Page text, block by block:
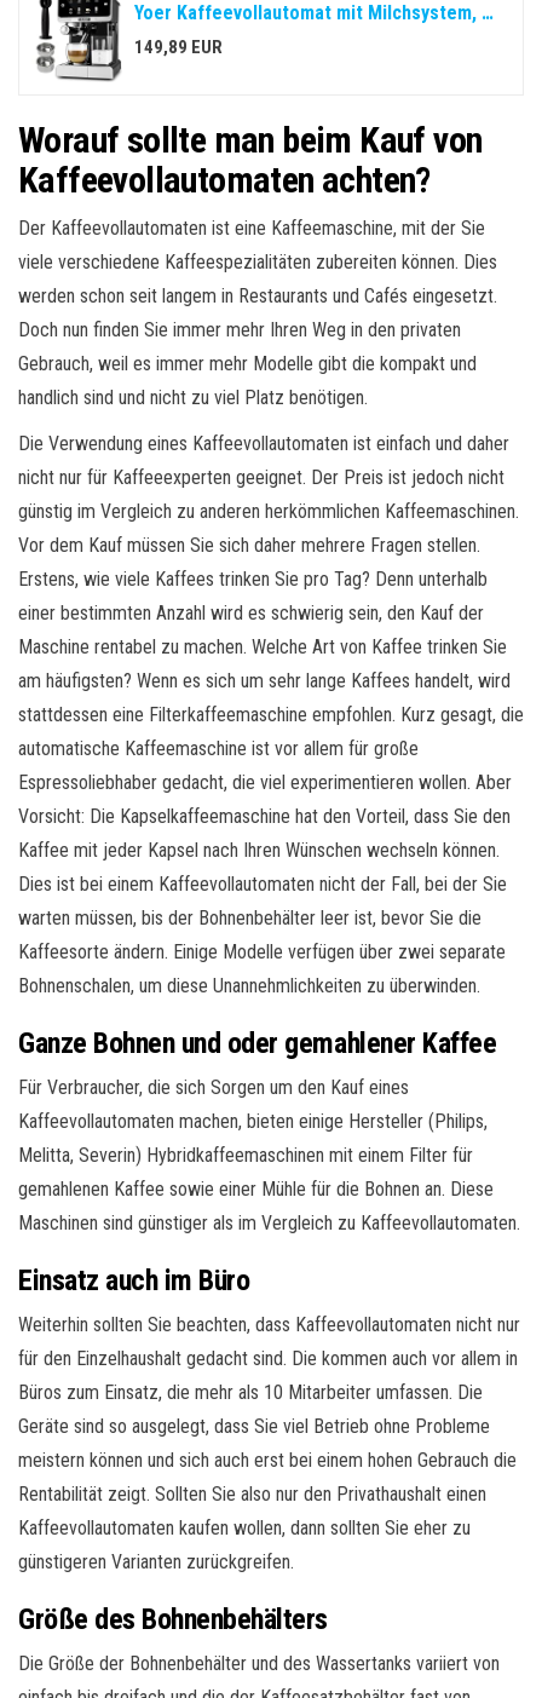
Yoer Kaffeevollautomat mit Milchsystem, Kaffeemaschine, 8 automatische Programme, Touchscreen, 20 bar, 1350W, Milchaufschäumer, Espresso, Cappuccino & Latte, 2-Tassen-Funktion, Creamo EMF03BK, schwarz
149,89 EUR
Worauf sollte man beim Kauf von
Kaffeevollautomaten achten?
Der Kaffeevollautomaten ist eine Kaffeemaschine, mit der Sie
viele verschiedene Kaffeespezialitäten zubereiten können. Dies
werden schon seit langem in Restaurants und Cafés eingesetzt.
Doch nun finden Sie immer mehr Ihren Weg in den privaten
Gebrauch, weil es immer mehr Modelle gibt die kompakt und
handlich sind und nicht zu viel Platz benötigen.
Die Verwendung eines Kaffeevollautomaten ist einfach und daher
nicht nur für Kaffeeexperten geeignet. Der Preis ist jedoch nicht
günstig im Vergleich zu anderen herkömmlichen Kaffeemaschinen.
Vor dem Kauf müssen Sie sich daher mehrere Fragen stellen.
Erstens, wie viele Kaffees trinken Sie pro Tag? Denn unterhalb
einer bestimmten Anzahl wird es schwierig sein, den Kauf der
Maschine rentabel zu machen. Welche Art von Kaffee trinken Sie
am häufigsten? Wenn es sich um sehr lange Kaffees handelt, wird
stattdessen eine Filterkaffeemaschine empfohlen. Kurz gesagt, die
automatische Kaffeemaschine ist vor allem für große
Espressoliebhaber gedacht, die viel experimentieren wollen. Aber
Vorsicht: Die Kapselkaffeemaschine hat den Vorteil, dass Sie den
Kaffee mit jeder Kapsel nach Ihren Wünschen wechseln können.
Dies ist bei einem Kaffeevollautomaten nicht der Fall, bei der Sie
warten müssen, bis der Bohnenbehälter leer ist, bevor Sie die
Kaffeesorte ändern. Einige Modelle verfügen über zwei separate
Bohnenschalen, um diese Unannehmlichkeiten zu überwinden.
Ganze Bohnen und oder gemahlener Kaffee
Für Verbraucher, die sich Sorgen um den Kauf eines
Kaffeevollautomaten machen, bieten einige Hersteller (Philips,
Melitta, Severin) Hybridkaffeemaschinen mit einem Filter für
gemahlenen Kaffee sowie einer Mühle für die Bohnen an. Diese
Maschinen sind günstiger als im Vergleich zu Kaffeevollautomaten.
Einsatz auch im Büro
Weiterhin sollten Sie beachten, dass Kaffeevollautomaten nicht nur
für den Einzelhaushalt gedacht sind. Die kommen auch vor allem in
Büros zum Einsatz, die mehr als 10 Mitarbeiter umfassen. Die
Geräte sind so ausgelegt, dass Sie viel Betrieb ohne Probleme
meistern können und sich auch erst bei einem hohen Gebrauch die
Rentabilität zeigt. Sollten Sie also nur den Privathaushalt einen
Kaffeevollautomaten kaufen wollen, dann sollten Sie eher zu
günstigeren Varianten zurückgreifen.
Größe des Bohnenbehälters
Die Größe der Bohnenbehälter und des Wassertanks variiert von